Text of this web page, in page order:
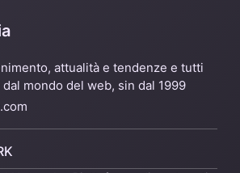
attualità e tendenze e tutti
mondo del web, sin dal 1999